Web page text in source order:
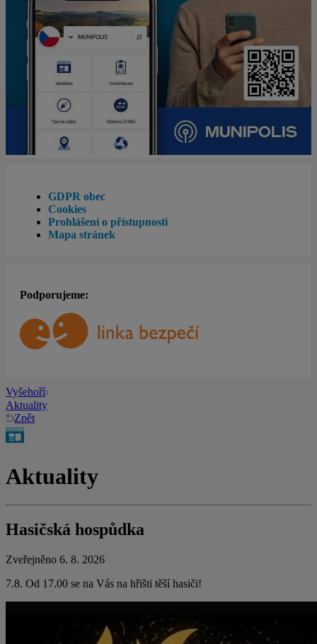
GDPR obec
Cookies
Prohlášení o přístupnosti
Mapa stránek
Podporujeme:
Vyšehoří
Aktuality
Zpět
Aktuality
Hasičská hospůdka
Zveřejněno 6. 8. 2026
7.8. Od 17.00 se na Vás na hřišti těší hasiči!